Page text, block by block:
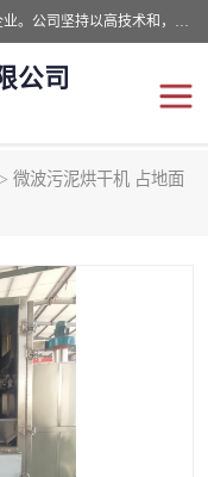
诸城汇泽机械有限公司是一家高新技术设备制造企业。公司坚持以高技术和，高服务于用户，以的环保机械制造设备赢的用户的信赖。现在主要生产死亡畜禽无害化处理和立式和卧式有机肥设备，搅拌机，烘干机，高温发酵机等。污水处理设备，固液分离机。气浮机，化制机等。公司秉承品质，用户至上，科技创新的经营理。
公司
> 微波污泥烘干机 占地面
肥设备
烘干酶体机
膜发酵
堆肥仓